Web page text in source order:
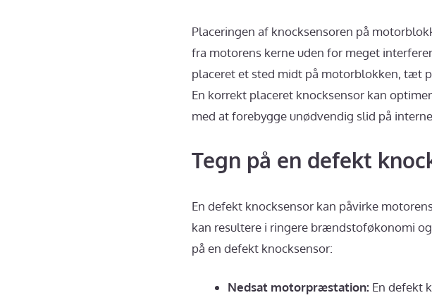
Placeringen af knocksensoren på
fra motorens kerne uden for meget
placeret et sted midt på motorblokken, tæt
En korrekt placeret knocksensor kan
med at forebygge unødvendig slid på
Tegn på en defekt
En defekt knocksensor kan påvirke
kan resultere i ringere brændstoføkonomi
på en defekt knocksensor:
Nedsat motorpræstation: En defekt